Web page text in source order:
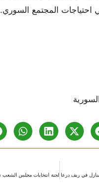
احتياجات المجتمع السوري.
في ريف درعا